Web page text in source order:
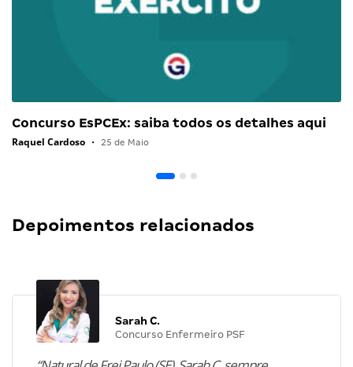
Concurso EsPCEx: saiba todos os detalhes aqui
Raquel Cardoso • 25 de Maio
Depoimentos relacionados
Sarah C.
Concurso Enfermeiro PSF